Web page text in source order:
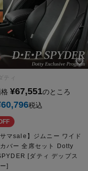
ティ
¥67,551のところ
60,796税込
サマsale】ジムニー ワイド
バー 全席セット Dotty
[ダティ デップス
]